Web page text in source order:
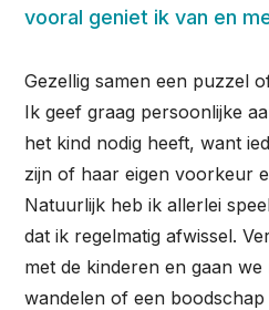
vooral geniet ik van en
Gezellig samen een puzzel
Ik geef graag persoonlijke
het kind nodig heeft, want
zijn of haar eigen voorkeur
Natuurlijk heb ik allerlei
dat ik regelmatig afwissel.
met de kinderen en gaan
wandelen of een